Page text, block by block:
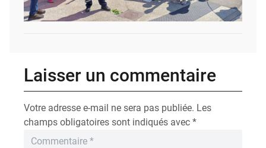
Laisser un commentaire
Votre adresse e-mail ne sera pas publiée. Les
champs obligatoires sont indiqués avec *